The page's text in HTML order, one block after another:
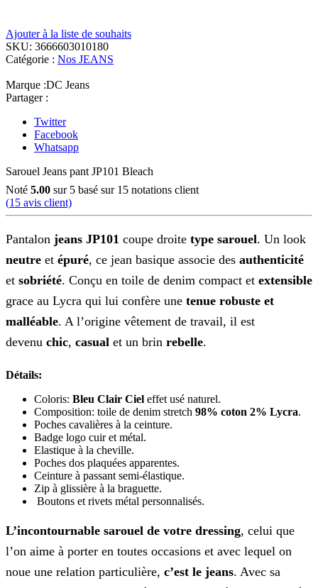
Ajouter à la liste de souhaits
SKU: 3666603010180
Catégorie : Nos JEANS
Marque :DC Jeans
Partager :
Twitter
Facebook
Whatsapp
Sarouel Jeans pant JP101 Bleach
Noté 5.00 sur 5 basé sur 15 notations client
(15 avis client)
Pantalon jeans JP101 coupe droite type sarouel. Un look
neutre et épuré, ce jean basique associe des authenticité
et sobriété. Conçu en toile de denim compact et extensible
grace au Lycra qui lui confère une tenue robuste et
malléable. A l’origine vêtement de travail, il est
devenu chic, casual et un brin rebelle.
Détails:
Coloris: Bleu Clair Ciel effet usé naturel.
Composition: toile de denim stretch 98% coton 2% Lycra.
Poches cavalières à la ceinture.
Badge logo cuir et métal.
Elastique à la cheville.
Poches dos plaquées apparentes.
Ceinture à passant semi-élastique.
Zip à glissière à la braguette.
Boutons et rivets métal personnalisés.
L’incontournable sarouel de votre dressing, celui que
l’on aime à porter en toutes occasions et avec lequel on
noue une relation particulière, c’est le jeans. Avec sa